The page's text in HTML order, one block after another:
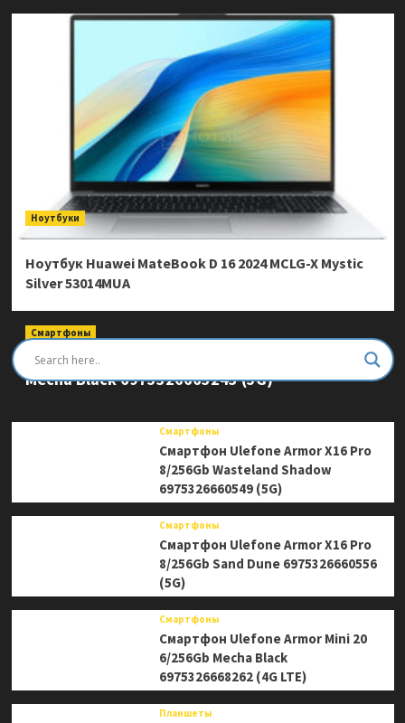
Ноутбуки
Ноутбук Huawei MateBook D 16 2024 MCLG-X Mystic
Silver 53014MUA
Смартфоны
Смартфон Ulefone Armor Mini 20 Pro 8/256Gb
Mecha Black 6975326663243 (5G)
Смартфоны
Смартфон Ulefone Armor X16 Pro
8/256Gb Wasteland Shadow
6975326660549 (5G)
Смартфоны
Смартфон Ulefone Armor X16 Pro
8/256Gb Sand Dune 6975326660556
(5G)
Смартфоны
Смартфон Ulefone Armor Mini 20
6/256Gb Mecha Black
6975326668262 (4G LTE)
Планшеты